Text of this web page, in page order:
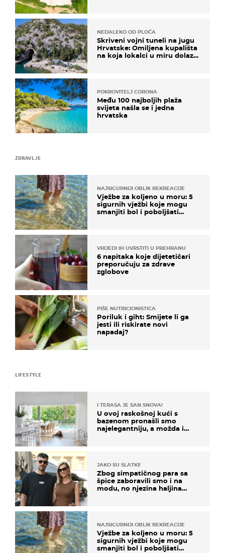
ZDRAVLJE
NAJSIGURNIJI OBLIK REKREACIJE
Vježbe za koljeno u moru: 5
sigurnih vježbi koje mogu
smanjiti bol i poboljšati
VRIJEDI IH UVRSTITI U PREHRANU
6 napitaka koje dijetetičari
preporučuju za zdrave
zglobove
PIŠE NUTRICIONISTICA
Poriluk i giht: Smijete li ga
jesti ili riskirate novi
napadaj?
NEDALEKO OD PLOČA
Skriveni vojni tuneli na jugu
Hrvatske: Omiljena kupališta
na koja lokalci u miru dolaze
POKROVITELJ CORONA
Među 100 najboljih plaža
svijeta našla se i jedna
hrvatska
LIFESTYLE
I TERASA JE SAN SNOVA!
U ovoj raskošnoj kući s
bazenom pronašli smo
najelegantniju, a možda i
JAKO SU SLATKI!
Zbog simpatičnog para sa
špice zaboravili smo i na
modu, no njezina haljina
NAJSIGURNIJI OBLIK REKREACIJE
Vježbe za koljeno u moru: 5
sigurnih vježbi koje mogu
smanjiti bol i poboljšati